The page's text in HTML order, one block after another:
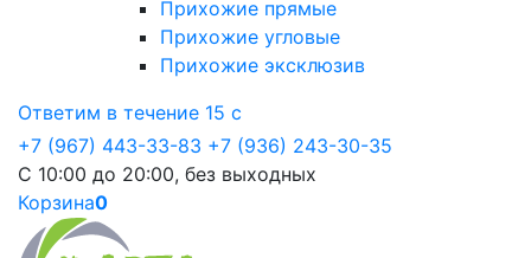
Прихожие прямые
Прихожие угловые
Прихожие эксклюзив
Ответим в течение 15 с
+7 (967) 443-33-83 +7 (936) 243-30-35
С 10:00 до 20:00, без выходных
Корзина0